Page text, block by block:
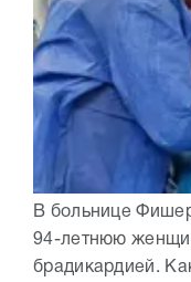
В больнице
94-летнюю
брадикардией.